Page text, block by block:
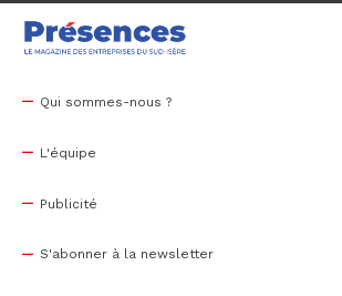
Qui sommes-nous ?
L'équipe
Publicité
S'abonner à la newsletter